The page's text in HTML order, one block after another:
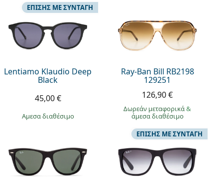
Lentiamo Klaudio Deep
Black
ΕΠΊΣΗΣ ΜΕ ΣΥΝΤΑΓΉ
45,00 €
άμεσα διαθέσιμο
Ray-Ban Bill RB2198
129251
126,90 €
Δωρεάν μεταφορικά&
άμεσα διαθέσιμο
ΕΠΊΣΗΣ ΜΕ ΣΥΝΤΑΓΉ